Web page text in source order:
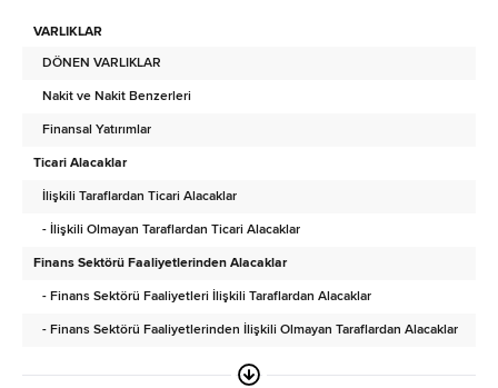
VARLIKLAR
DÖNEN VARLIKLAR
Nakit ve Nakit Benzerleri
Finansal Yatırımlar
Ticari Alacaklar
İlişkili Taraflardan Ticari Alacaklar
- İlişkili Olmayan Taraflardan Ticari Alacaklar
Finans Sektörü Faaliyetlerinden Alacaklar
- Finans Sektörü Faaliyetleri İlişkili Taraflardan Alacaklar
- Finans Sektörü Faaliyetlerinden İlişkili Olmayan Taraflardan Alacaklar